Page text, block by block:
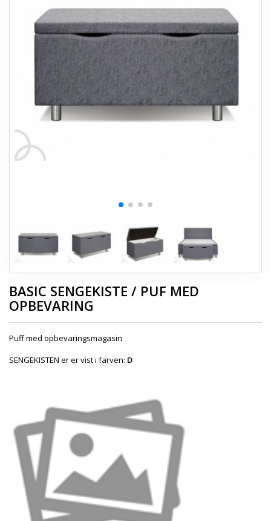
TÆPPER
LAMPER
ENTREMØBLER
HAVEMØBLER
BASIC SENGEKISTE / PUF MED
OPBEVARING
Puff med opbevaringsmagasin
SENGEKISTEN er er vist i farven: D